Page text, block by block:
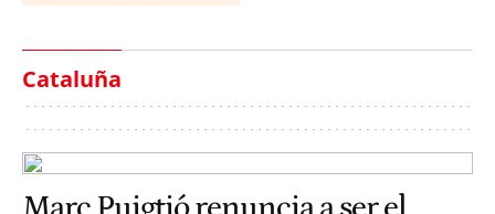
Cataluña